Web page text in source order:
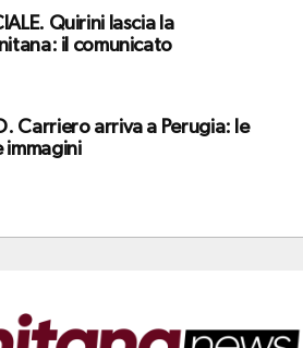
Quirini lascia la
il comunicato
Carriero arriva a Perugia: le
immagini